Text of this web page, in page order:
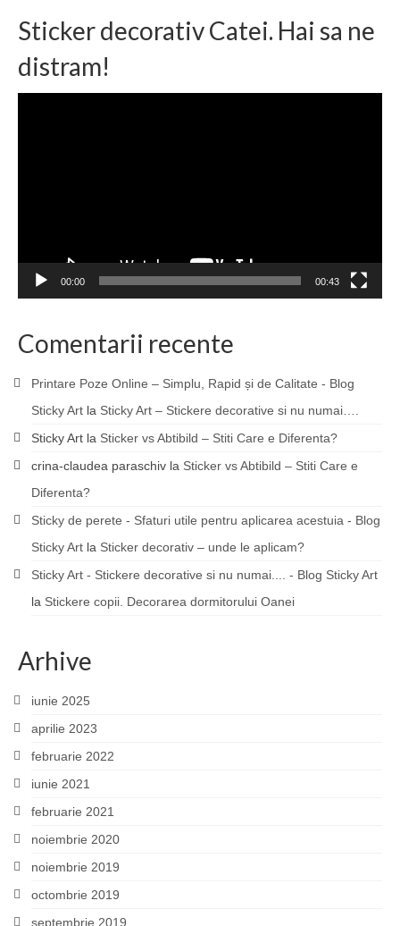
Sticker decorativ Catei. Hai sa ne
distram!
00:00 00:43
Comentarii recente
Printare Poze Online – Simplu, Rapid și de Calitate - Blog
Sticky Art la Sticky Art – Stickere decorative si nu numai….
Sticky Art la Sticker vs Abtibild – Stiti Care e Diferenta?
crina-claudea paraschiv la Sticker vs Abtibild – Stiti Care e
Diferenta?
Sticky de perete - Sfaturi utile pentru aplicarea acestuia - Blog
Sticky Art la Sticker decorativ – unde le aplicam?
Sticky Art - Stickere decorative si nu numai.... - Blog Sticky Art
la Stickere copii. Decorarea dormitorului Oanei
Arhive
iunie 2025
aprilie 2023
februarie 2022
iunie 2021
februarie 2021
noiembrie 2020
noiembrie 2019
octombrie 2019
septembrie 2019